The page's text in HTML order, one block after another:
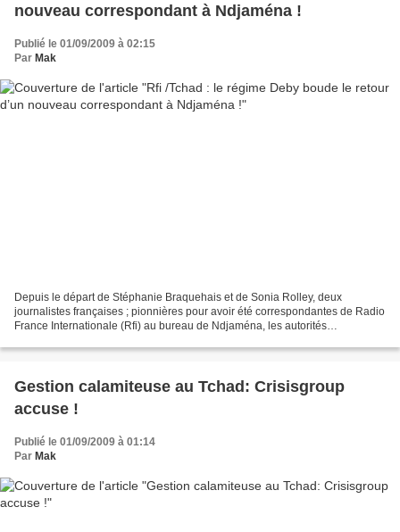
nouveau correspondant à Ndjaména !
Publié le 01/09/2009 à 02:15
Par Mak
Depuis le départ de Stéphanie Braquehais et de Sonia Rolley, deux
journalistes françaises ; pionnières pour avoir été correspondantes de Radio
France Internationale (Rfi) au bureau de Ndjaména, les autorités
Gestion calamiteuse au Tchad: Crisisgroup
accuse !
Publié le 01/09/2009 à 01:14
Par Mak